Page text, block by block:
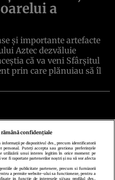
a
și importante artefacte
Aztec dezvăluie
că va veni Sfârșitul
prin care plănuiau să îl
de cookiesTermeni şi condiţii
Setări Cookies
rămână confidențiale
informații pe dispozitivul dvs., precum identificatorii
Puteți accepta sau gestiona preferințele
utilizării unui interes legitim în orice moment pe
vor fi raportate partenerilor noștri și nu vă vor afecta
de publicitate partenere, precum si furnizorii
a permite website-ului sa functioneze, pentru a
in functie de interesele si/sau profilul dvs.,